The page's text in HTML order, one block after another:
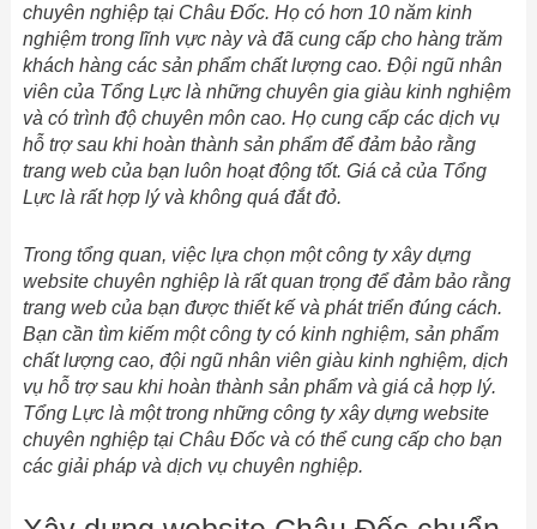
chuyên nghiệp tại Châu Đốc. Họ có hơn 10 năm kinh
nghiệm trong lĩnh vực này và đã cung cấp cho hàng trăm
khách hàng các sản phẩm chất lượng cao. Đội ngũ nhân
viên của Tổng Lực là những chuyên gia giàu kinh nghiệm
và có trình độ chuyên môn cao. Họ cung cấp các dịch vụ
hỗ trợ sau khi hoàn thành sản phẩm để đảm bảo rằng
trang web của bạn luôn hoạt động tốt. Giá cả của Tổng
Lực là rất hợp lý và không quá đắt đỏ.
Trong tổng quan, việc lựa chọn một công ty xây dựng
website chuyên nghiệp là rất quan trọng để đảm bảo rằng
trang web của bạn được thiết kế và phát triển đúng cách.
Bạn cần tìm kiếm một công ty có kinh nghiệm, sản phẩm
chất lượng cao, đội ngũ nhân viên giàu kinh nghiệm, dịch
vụ hỗ trợ sau khi hoàn thành sản phẩm và giá cả hợp lý.
Tổng Lực là một trong những công ty xây dựng website
chuyên nghiệp tại Châu Đốc và có thể cung cấp cho bạn
các giải pháp và dịch vụ chuyên nghiệp.